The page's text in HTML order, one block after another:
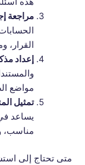
مراجعة
القرار،
إعداد
مواضع
تمثيل
يساعد
مناسب،
متى تحتاج إلى